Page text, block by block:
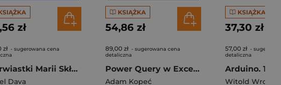
zł
zł - sugerowana cena
Pierwiastki Marii Skłodowskiej-Curie. Jak blask radu oświetlił drogę kobietom w świecie nauki
Dava
KSIĄŻKA
54,86 zł
89,00 zł - sugerowana cena
detaliczna
Power Query w Excelu. Analizuj dane jak profesjonalista
Adam Kopeć
KSIĄŻKA
37,30 zł
57,00 zł -
detaliczna
Witold Wrotek